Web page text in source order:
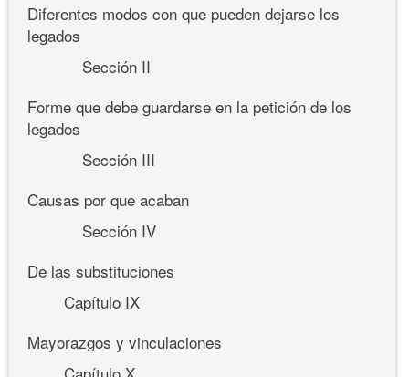
Diferentes modos con que pueden dejarse los
legados
Sección II
Forme que debe guardarse en la petición de los
legados
Sección III
Causas por que acaban
Sección IV
De las substituciones
Capítulo IX
Mayorazgos y vinculaciones
Capítulo X